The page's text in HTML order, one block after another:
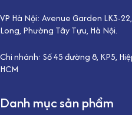
VP Hà Nội: Avenue Garden LK3-
Long, Phường Tây Tựu, Hà Nội.
Chi nhánh: Số 45 đường 8, KP5,
HCM
Danh mục sản phẩm